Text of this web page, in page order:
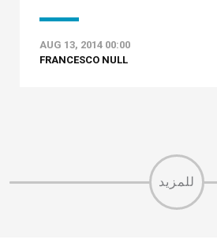
AUG 13, 2014 00:00
FRANCESCO NULL
للمزيد